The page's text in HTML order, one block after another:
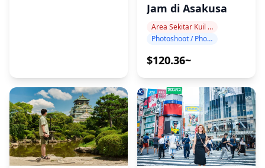
Jam di Asakusa
Area Sekitar Kuil Sensoji
Photoshoot / Photo tour
$120.36~